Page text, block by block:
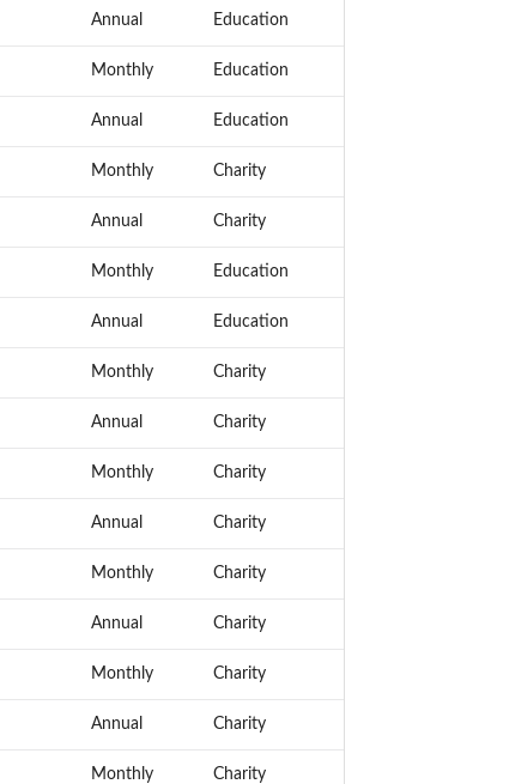
Annual Education
Monthly Education
Annual Education
Monthly Charity
Annual Charity
Monthly Education
Annual Education
Monthly Charity
Annual Charity
Monthly Charity
Annual Charity
Monthly Charity
Annual Charity
Monthly Charity
Annual Charity
Monthly Charity